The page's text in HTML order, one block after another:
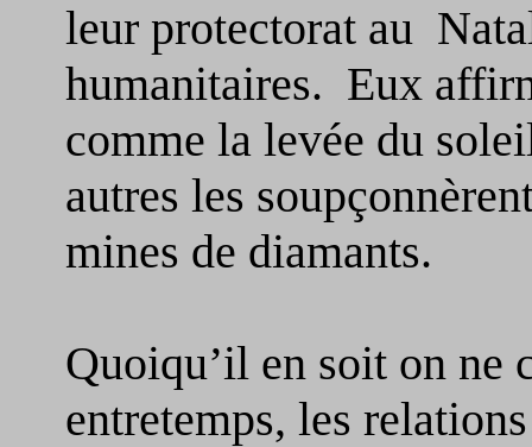
leur protectorat au
humanitaires. Eux
comme la levée du
autres les
mines de diamants.
Quoiqu’il en soit on ne
entretemps, les